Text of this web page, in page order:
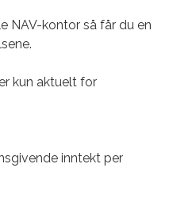
NAV-kontor så får du en
særytelsene.
kun aktuelt for
inntekt per